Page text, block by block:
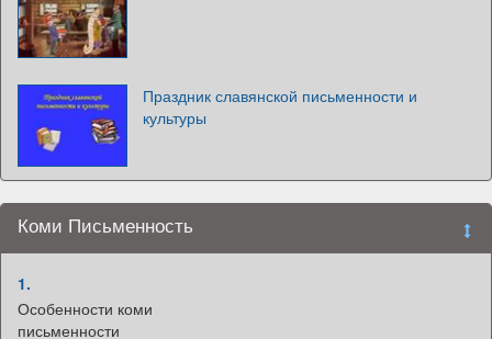
Праздник славянской письменности и
культуры
Коми Письменность
1.
Особенности коми
письменности